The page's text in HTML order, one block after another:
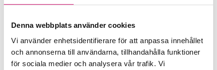
Denna webbplats använder cookies
Vi använder enhetsidentifierare för att anpassa innehållet
och annonserna till användarna, tillhandahålla funktioner
för sociala medier och analysera vår trafik. Vi
Digiredo AB
Srf Auktoriserade konsulter
Hanna Björck